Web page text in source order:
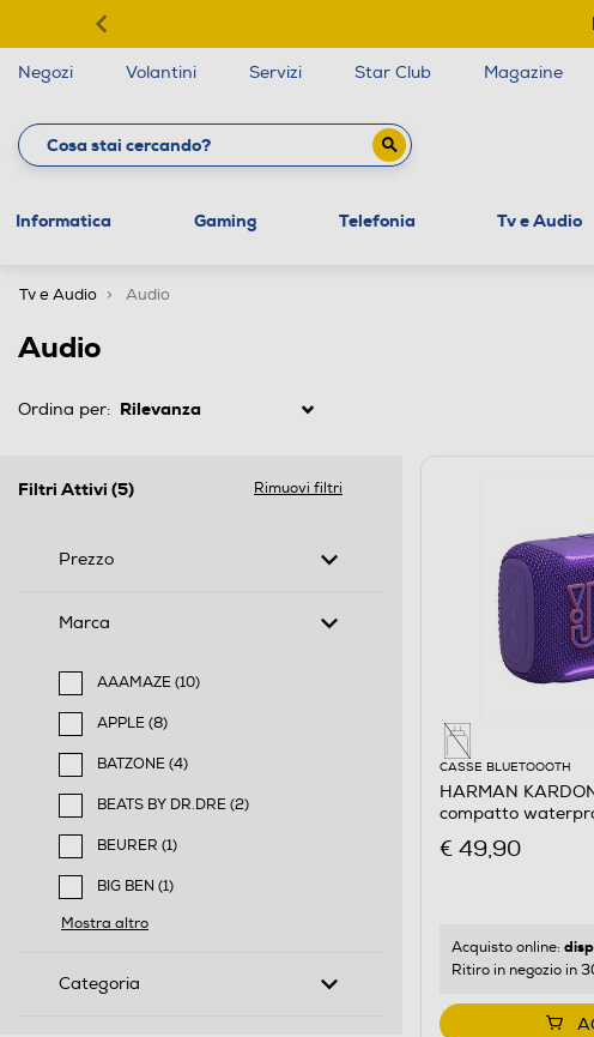
Negozi Volantini Servizi Star Club Magazine
Informatica Gaming Telefonia Tv e Audio
Tv e Audio Audio
Audio
Ordina per:
Filtri Attivi (5) Rimuovi filtri
Prezzo
Marca
AAAMAZE (10)
Filtra per Marca: AAAMAZE
APPLE (8)
Filtra per Marca: APPLE
BATZONE (4)
Filtra per Marca: BATZONE
BEATS BY DR.DRE (2)
Filtra per Marca: BEATS BY DR.DRE
BEURER (1)
Filtra per Marca: BEURER
BIG BEN (1)
Filtra per Marca: BIG BEN
Mostra altro
Categoria
CASSE BLUETOOOTH
HARMAN
compatto
€ 49,90
Acquisto online:
Ritiro in negozio in